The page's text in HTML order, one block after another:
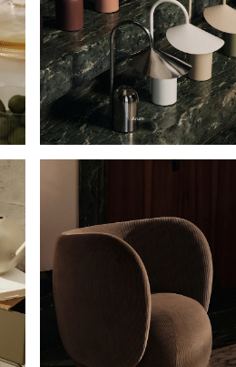
Arum